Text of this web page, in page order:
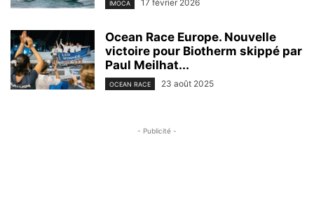
IMOCA 17 février 2026
Ocean Race Europe. Nouvelle
victoire pour Biotherm skippé par
Paul Meilhat...
OCEAN RACE 23 août 2025
- Publicité -